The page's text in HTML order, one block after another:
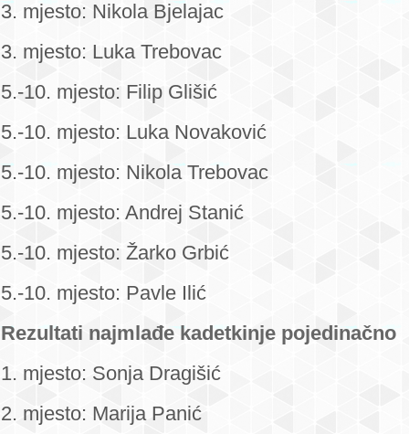
3. mjesto: Nikola Bjelajac
3. mjesto: Luka Trebovac
5.-10. mjesto: Filip Glišić
5.-10. mjesto: Luka Novaković
5.-10. mjesto: Nikola Trebovac
5.-10. mjesto: Andrej Stanić
5.-10. mjesto: Žarko Grbić
5.-10. mjesto: Pavle Ilić
Rezultati najmlađe kadetkinje pojedinačno
1. mjesto: Sonja Dragišić
2. mjesto: Marija Panić